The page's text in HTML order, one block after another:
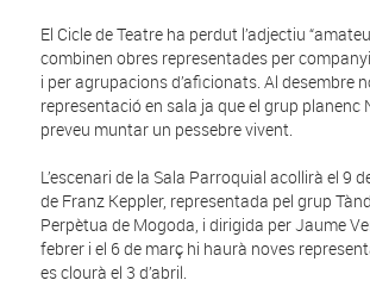
El Cicle de Teatre ha perdut l’adjectiu
combinen obres representades per
i per agrupacions d’aficionats. Al desembre
representació en sala ja que el grup planenc
preveu muntar un pessebre vivent.
L’escenari de la Sala Parroquial acollirà el 9
de Franz Keppler, representada pel grup
Perpètua de Mogoda, i dirigida per Jaume
febrer i el 6 de març hi haurà noves
es clourà el 3 d’abril.